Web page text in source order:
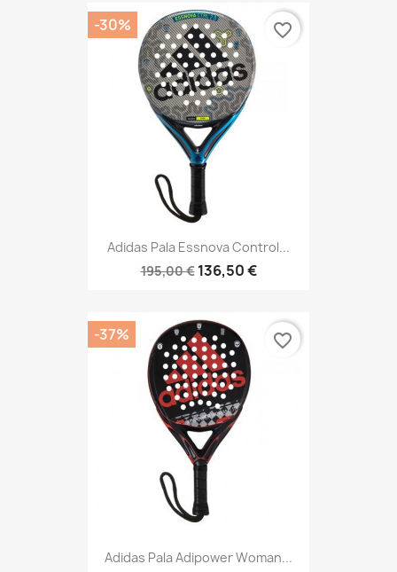
Adidas Pala Essnova Control...
195,00 € 136,50 €
-30% favorite_border
Adidas Pala Adipower Woman...
-37% favorite_border